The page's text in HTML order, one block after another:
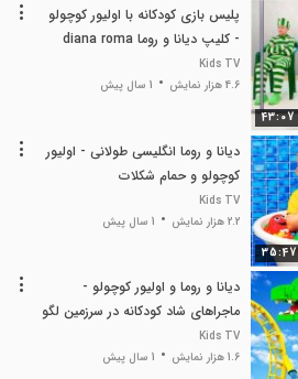
43:07
پلیس بازی کودکانه با اولیور کوچولو
- کلیپ دیانا و روما diana roma
Kids TV
4.6 هزار نمایش
1 سال پیش
35:47
دیانا و روما انگلیسی طولانی - اولیور
کوچولو و حمام شکلات
Kids TV
2.2 هزار نمایش
1 سال پیش
دیانا و روما و اولیور کوچولو -
ماجراهای شاد کودکانه در سرزمین لگو
Kids TV
1.6 هزار نمایش
1 سال پیش